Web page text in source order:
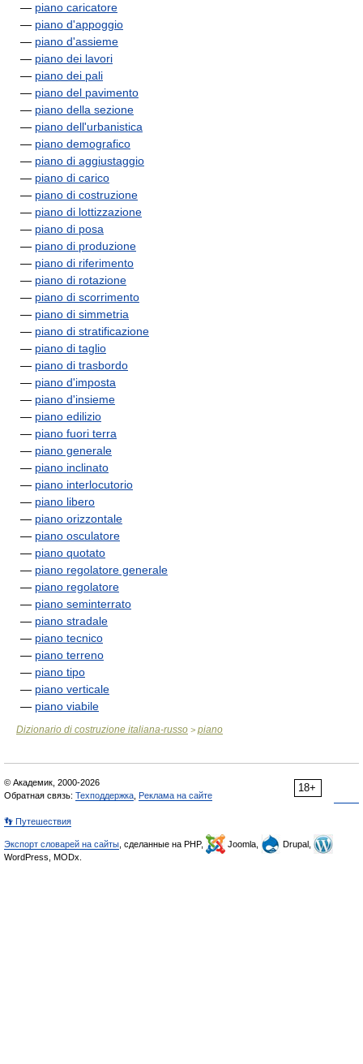
— piano caricatore
— piano d'appoggio
— piano d'assieme
— piano dei lavori
— piano dei pali
— piano del pavimento
— piano della sezione
— piano dell'urbanistica
— piano demografico
— piano di aggiustaggio
— piano di carico
— piano di costruzione
— piano di lottizzazione
— piano di posa
— piano di produzione
— piano di riferimento
— piano di rotazione
— piano di scorrimento
— piano di simmetria
— piano di stratificazione
— piano di taglio
— piano di trasbordo
— piano d'imposta
— piano d'insieme
— piano edilizio
— piano fuori terra
— piano generale
— piano inclinato
— piano interlocutorio
— piano libero
— piano orizzontale
— piano osculatore
— piano quotato
— piano regolatore generale
— piano regolatore
— piano seminterrato
— piano stradale
— piano tecnico
— piano terreno
— piano tipo
— piano verticale
— piano viabile
Dizionario di costruzione italiana-russo > piano
18+
© Академик, 2000-2026
Обратная связь: Техподдержка Реклама на сайте
👣 Путешествия
Экспорт словарей на сайты , сделанные на PHP, Joomla,
Drupal,
WordPress, MODx.